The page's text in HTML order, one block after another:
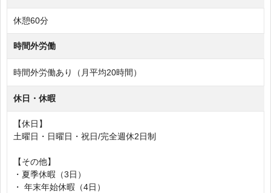
休憩60分
時間外労働
時間外労働あり（月平均20時間）
休日・休暇
【休日】
土曜日・日曜日・祝日/完全週休2日制
【その他】
・夏季休暇（3日）
・ 年末年始休暇（4日）